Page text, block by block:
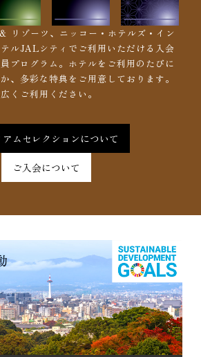
リゾーツ、ニッコー・ホテルズ・イン
ルJALシティでご利用いただける入会
プログラム。ホテルをご利用のたびに
、多彩な特典をご用意しております。
くご利用ください。
アムセレクションについて
ご入会について